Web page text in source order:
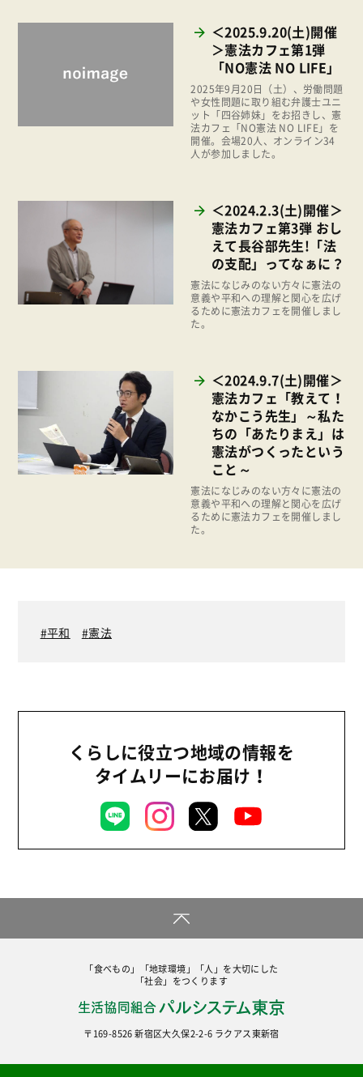
環境
組合員活動
ぱる★キッズ
パルシステムでんき
広報
復興支援
陽だまり
地場野菜
食の安全
2022年
2020年
2016年
2015年
2014年
＜2025.9.20(土)開催
＞憲法カフェ第1弾
「NO憲法 NO LIFE」
2025年9月20日（土）、労働問題
や女性問題に取り組む弁護士ユニ
ット「四谷姉妹」をお招きし、憲
法カフェ「NO憲法 NO LIFE」を
開催。会場20人、オンライン34
人が参加しました。
＜2024.2.3(土)開催＞
憲法カフェ第3弾 おし
えて長谷部先生!「法
の支配」ってなぁに？
憲法になじみのない方々に憲法の
意義や平和への理解と関心を広げ
るために憲法カフェを開催しまし
た。
＜2024.9.7(土)開催＞
憲法カフェ「教えて！
なかこう先生」～私た
ちの「あたりまえ」は
憲法がつくったという
こと～
憲法になじみのない方々に憲法の
意義や平和への理解と関心を広げ
るために憲法カフェを開催しまし
た。
平和 憲法
くらしに役立つ地域の情報を
タイムリーにお届け！
「食べもの」「地球環境」「人」を大切にした
「社会」をつくります
〒169-8526 新宿区大久保2-2-6 ラクアス東新宿